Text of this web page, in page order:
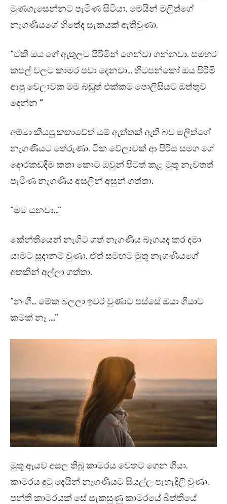
මුණගැසෙන්නට පැමිණ සිටියා. මෙයින් මලිත්ගේ
නැගණියගේ හිතේද සැකයක් ඇතිවුණා.
“ඒකි ඔය ගේ ඇතුලට පිරිමින් ගෙන්වා ගන්නවා. සමහර
කපල් වලට කාමර පවා දෙනවා… හිටපන්කෝ ඔය පිරිමි
ආපු වෙලාවක මම බඩුත් එක්කම පොලිසියට ඔත්තුව
දෙන්න “
අම්මා කියපු කතාවේත් යම් ඇත්තක් ඇති බව මලිත්ගේ
නැගණියට තේරුණා. ටික වේලාවක් ආ පිරිස සමග ගේ
දොරකඩදීම කතා කොට ඔවුන් පිටත් කළ මුතූ නැවතත්
පැමිණ නැගණිය අසලින් අසුන් ගත්තා.
“මම යනවා…”
කේන්තියෙන් නැගිට ගත් නැගණිය බෑගයද කර දමා
යාමට සූදානම් වුණා. ඒත් සමඟම මුතූ නැගණියගේ
අතකින් අල්ලා ගත්තා.
“නංගී… මේක බලලා ඉවර වුණාට පස්සේ ඔයා ගියාට
කමක් නෑ ….”
මුතූ ඇයව අසල තිබූ කාමරය වෙතට ගෙන ගියා.
කාමරය දුටු දෙයින් නැගණියට සියල්ල පැහැදිලි වුණා.
පන්ති කාමරයක් සේ සැකසුණු කාමරයේ බිත්තියේ